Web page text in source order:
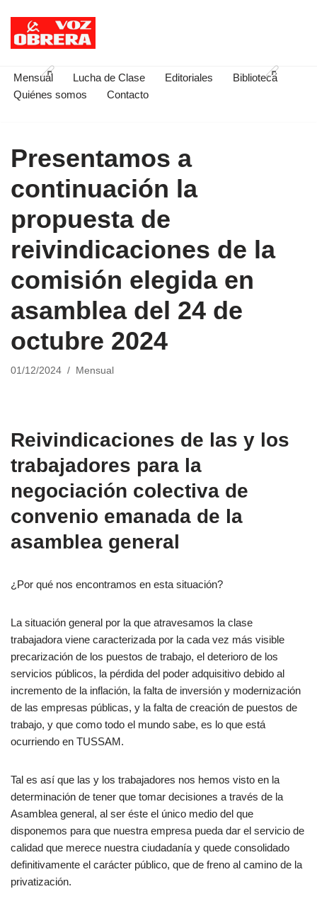
Saltar
contenido
Mensual Lucha de Clase Editoriales
Biblioteca
Quiénes somos
Contacto
Presentamos a
continuación la
propuesta de
reivindicaciones de la
comisión elegida en
asamblea del 24 de
octubre 2024
01/12/2024 Mensual
Reivindicaciones de las y los
trabajadores para la
negociación colectiva de
convenio emanada de la
asamblea general
¿Por qué nos encontramos en esta situación?
La situación general por la que atravesamos la clase
trabajadora viene caracterizada por la cada vez más visible
precarización de los puestos de trabajo, el deterioro de los
servicios públicos, la pérdida del poder adquisitivo debido al
incremento de la inflación, la falta de inversión y modernización
de las empresas públicas, y la falta de creación de puestos de
trabajo, y que como todo el mundo sabe, es lo que está
ocurriendo en TUSSAM.
Tal es así que las y los trabajadores nos hemos visto en la
determinación de tener que tomar decisiones a través de la
Asamblea general, al ser éste el único medio del que
disponemos para que nuestra empresa pueda dar el servicio de
calidad que merece nuestra ciudadanía y quede consolidado
definitivamente el carácter público, que de freno al camino de la
privatización.